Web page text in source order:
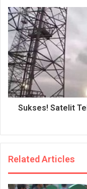
Sukses! Satelit
Related Articles